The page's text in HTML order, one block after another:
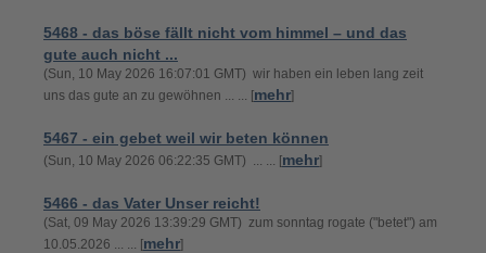
5468 - das böse fällt nicht vom himmel – und das
gute auch nicht ...
(Sun, 10 May 2026 16:07:01 GMT) wir haben ein leben lang zeit
uns das gute an zu gewöhnen ... ... [mehr]
5467 - ein gebet weil wir beten können
(Sun, 10 May 2026 06:22:35 GMT) ... ... [mehr]
5466 - das Vater Unser reicht!
(Sat, 09 May 2026 13:39:29 GMT) zum sonntag rogate ("betet") am
10.05.2026 ... ... [mehr]